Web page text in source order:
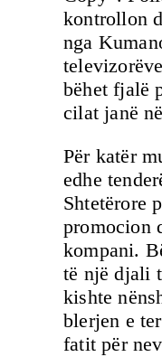
kontrollon
nga
bëhet fjalë
cilat janë
Për katër
edhe
Shtetërore
promocion
kompani.
të një djali
kishte
blerjen e
fatit për